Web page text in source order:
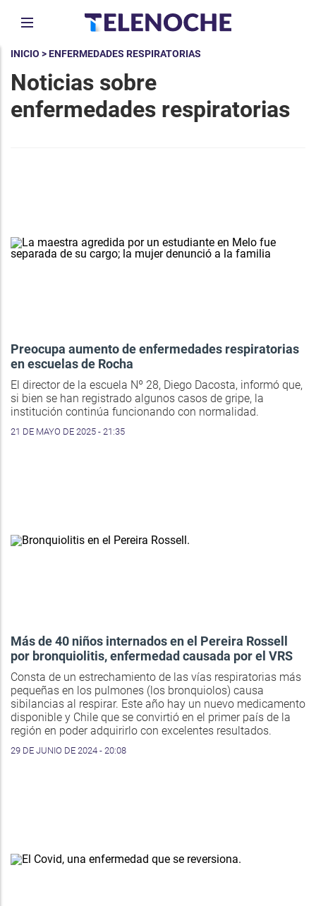
INICIO > ENFERMEDADES RESPIRATORIAS
Noticias sobre
enfermedades respiratorias
Preocupa aumento de enfermedades respiratorias
en escuelas de Rocha
El director de la escuela Nº 28, Diego Dacosta, informó que,
si bien se han registrado algunos casos de gripe, la
institución continúa funcionando con normalidad.
21 DE MAYO DE 2025 - 21:35
Más de 40 niños internados en el Pereira Rossell
por bronquiolitis, enfermedad causada por el VRS
Consta de un estrechamiento de las vías respiratorias más
pequeñas en los pulmones (los bronquiolos) causa
sibilancias al respirar. Este año hay un nuevo medicamento
disponible y Chile que se convirtió en el primer país de la
región en poder adquirirlo con excelentes resultados.
29 DE JUNIO DE 2024 - 20:08